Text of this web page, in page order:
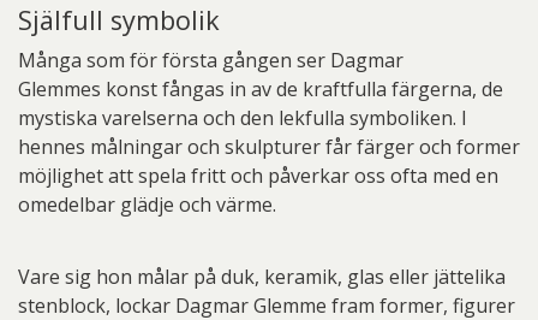
Själfull symbolik
Många som för första gången ser Dagmar
Glemmes konst fångas in av de kraftfulla färgerna, de
mystiska varelserna och den lekfulla symboliken. I
hennes målningar och skulpturer får färger och former
möjlighet att spela fritt och påverkar oss ofta med en
omedelbar glädje och värme.
Vare sig hon målar på duk, keramik, glas eller jättelika
stenblock, lockar Dagmar Glemme fram former, figurer